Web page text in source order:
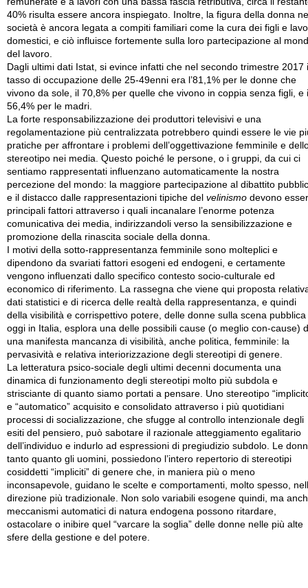
40% risulta essere ancora inspiegato. Inoltre, la figura della donna
società è ancora legata a compiti familiari come la cura dei figli e
domestici, e ciò influisce fortemente sulla loro partecipazione al
del lavoro.
Dagli ultimi dati Istat, si evince infatti che nel secondo trimestre 2017
tasso di occupazione delle 25-49enni era l’81,1% per le donne che
vivono da sole, il 70,8% per quelle che vivono in coppia senza figli, e
56,4% per le madri.
La forte responsabilizzazione dei produttori televisivi e una
regolamentazione più centralizzata potrebbero quindi essere le vie
pratiche per affrontare i problemi dell’oggettivazione femminile e
stereotipo nei media. Questo poiché le persone, o i gruppi, da cui ci
sentiamo rappresentati influenzano automaticamente la nostra
percezione del mondo: la maggiore partecipazione al dibattito
e il distacco dalle rappresentazioni tipiche del velinismo devono
principali fattori attraverso i quali incanalare l’enorme potenza
comunicativa dei media, indirizzandoli verso la sensibilizzazione e
promozione della rinascita sociale della donna.
I motivi della sotto-rappresentanza femminile sono molteplici e
dipendono da svariati fattori esogeni ed endogeni, e certamente
vengono influenzati dallo specifico contesto socio-culturale ed
economico di riferimento. La rassegna che viene qui proposta
dati statistici e di ricerca delle realtà della rappresentanza, e quindi
della visibilità e corrispettivo potere, delle donne sulla scena pubblica
oggi in Italia, esplora una delle possibili cause (o meglio con-cause)
una manifesta mancanza di visibilità, anche politica, femminile: la
pervasività e relativa interiorizzazione degli stereotipi di genere.
La letteratura psico-sociale degli ultimi decenni documenta una
dinamica di funzionamento degli stereotipi molto più subdola e
strisciante di quanto siamo portati a pensare. Uno stereotipo
e “automatico” acquisito e consolidato attraverso i più quotidiani
processi di socializzazione, che sfugge al controllo intenzionale degli
esiti del pensiero, può sabotare il razionale atteggiamento egalitario
dell’individuo e indurlo ad espressioni di pregiudizio subdolo. Le
tanto quanto gli uomini, possiedono l’intero repertorio di stereotipi
cosiddetti “impliciti” di genere che, in maniera più o meno
inconsapevole, guidano le scelte e comportamenti, molto spesso,
direzione più tradizionale. Non solo variabili esogene quindi, ma
meccanismi automatici di natura endogena possono ritardare,
ostacolare o inibire quel “varcare la soglia” delle donne nelle più alte
sfere della gestione e del potere.